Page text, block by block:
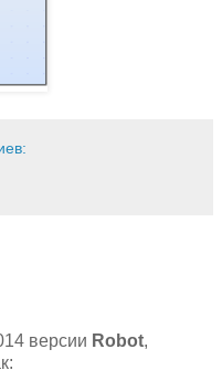
версии Robot,